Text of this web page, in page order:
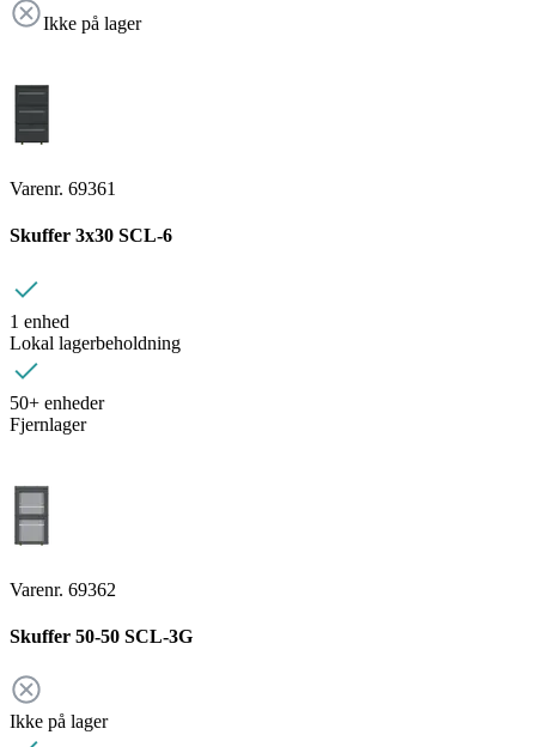
Ikke på lager
Varenr. 69361
Skuffer 3x30 SCL-6
1 enhed
Lokal lagerbeholdning
50+ enheder
Fjernlager
Varenr. 69362
Skuffer 50-50 SCL-3G
Ikke på lager